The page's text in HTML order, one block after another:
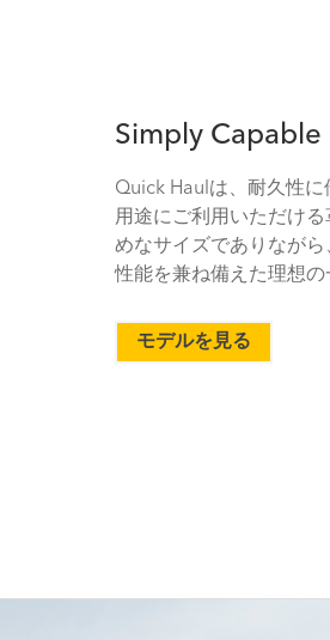
Simply Capable
Quick Haulは、耐久性
用途にご利用いただけ
めなサイズでありなが
性能を兼ね備えた理想の
モデルを見る